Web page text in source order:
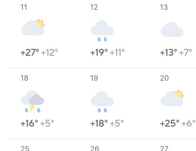
11
+27°+12°
12
+19°+11°
13
+13°+7°
18
+16°+5°
19
+18°+5°
20
+25°+6°
25 26 27